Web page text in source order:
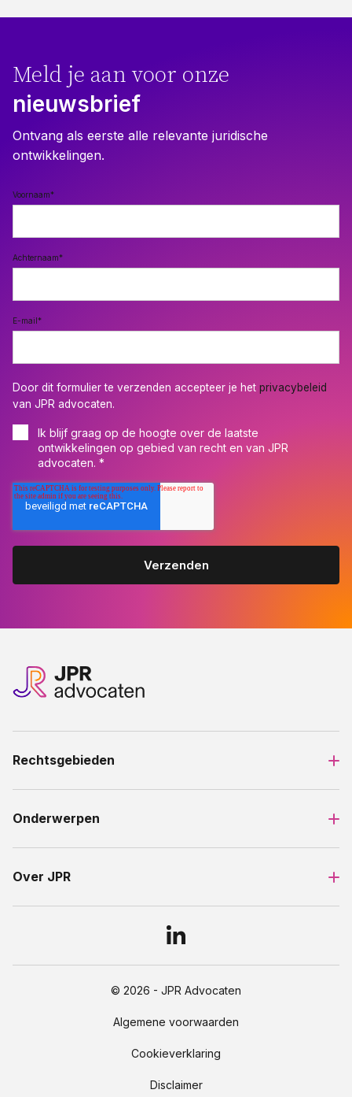
Meld je aan voor onze
nieuwsbrief
Ontvang als eerste alle relevante juridische
ontwikkelingen.
Voornaam*
Achternaam*
E-mail *
Door dit formulier te verzenden accepteer je het privacybeleid
van JPR advocaten.
Ik blijf graag op de hoogte over de laatste
ontwikkelingen op gebied van recht en van JPR
advocaten. *
Rechtsgebieden
Onderwerpen
Over JPR
© 2026 - JPR Advocaten
Algemene voorwaarden
Cookieverklaring
Disclaimer